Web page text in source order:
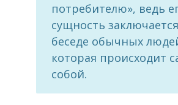
потребителю», ведь
сущность
беседе обычных
которая происходит
собой.